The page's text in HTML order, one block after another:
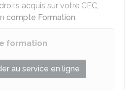
acquis sur votre CEC,
compte Formation.
formation
au service en ligne